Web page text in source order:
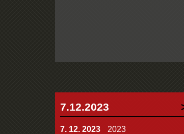
7.12.2023
7. 12. 2023 2023